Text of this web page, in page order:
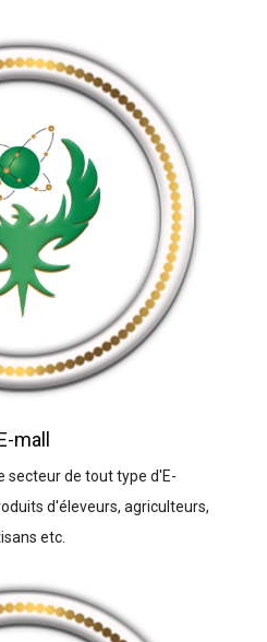
mall
secteur de tout type d'E-
d'éleveurs, agriculteurs,
etc.